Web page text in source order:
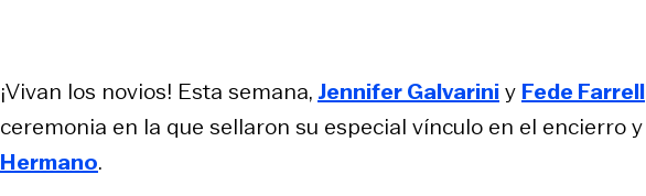
¡Vivan los novios! Esta semana, Jennifer Galvariniy Fede Farrell
ceremonia en la que sellaron su especial vínculo en el encierro y
Hermano.